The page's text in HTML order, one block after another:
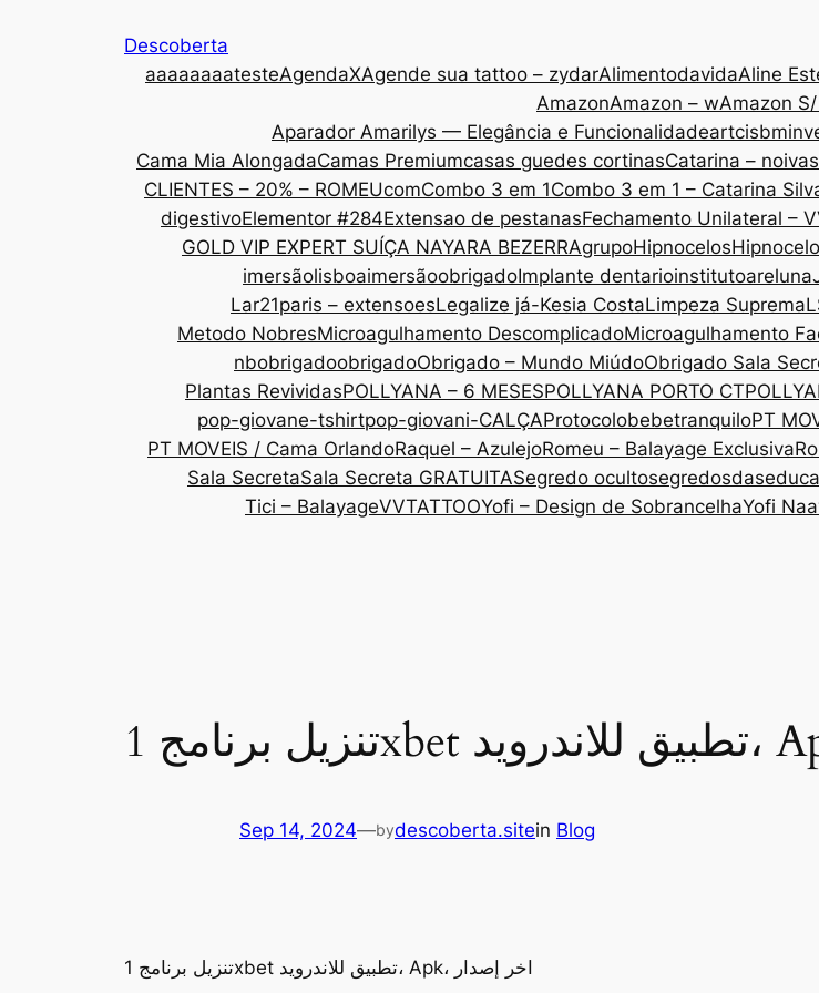
Descoberta
aaaaaaaatesteAgendaXAgende sua tattoo – zydarAlimentodavidaAline
AmazonAmazon – wAmazon
Aparador Amarilys — Elegância e Funcionalidadeartcis
Cama Mia AlongadaCamas Premiumcasas guedes cortinasCatarina –
CLIENTES – 20% – ROMEUcomCombo 3 em 1Combo 3 em 1 – Catarina
digestivoElementor #284Extensao de pestanasFechamento Unilateral –
GOLD VIP EXPERT SUÍÇA NAYARA BEZERRAgrupoHipnocelos
imersãolisboaimersãoobrigadoImplante dentarioinstitutoareluna
Lar21paris – extensoesLegalize já-Kesia CostaLimpeza Suprema
Metodo NobresMicroagulhamento DescomplicadoMicroagulhamento
nbobrigadoobrigadoObrigado – Mundo MiúdoObrigado Sala
Plantas RevividasPOLLYANA – 6 MESESPOLLYANA PORTO CT
pop-giovane-tshirtpop-giovani-CALÇAProtocolobebetranquiloPT
PT MOVEIS / Cama OrlandoRaquel – AzulejoRomeu – Balayage Exclusiva
Sala SecretaSala Secreta GRATUITASegredo oculto
Tici – BalayageVVTATTOOYofi – Design de SobrancelhaYofi
Sep 14, 2024—bydescoberta.sitein Blog
تنزيل برنامج 1xbet تطبيق للاندرويد، Apk، اخر إصدار